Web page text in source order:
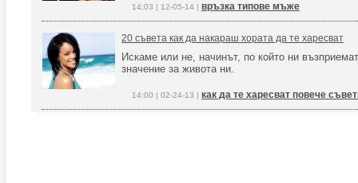
14:03 | 12-05-14 | връзка типове мъже
20 съвета как да накараш хората да те харесват
Искаме или не, начинът, по който ни
значение за живота ни.
14:00 | 02-24-13 | как да те харесват повече